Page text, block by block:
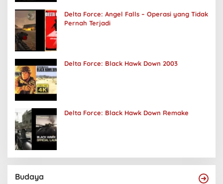
Delta Force: Angel Falls – Operasi yang Tidak
Pernah Terjadi
Delta Force: Black Hawk Down 2003
Delta Force: Black Hawk Down Remake
Budaya